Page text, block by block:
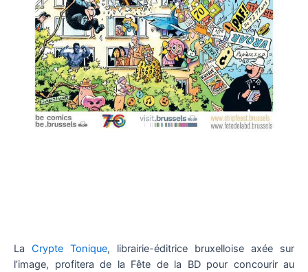
La Crypte Tonique, librairie-éditrice bruxelloise axée sur
l’image, profitera de la Fête de la BD pour concourir au